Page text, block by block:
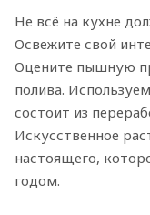
Не всё на кухне
Освежите свой
Оцените пышную
полива.
состоит из
Искусственное
настоящего,
годом.